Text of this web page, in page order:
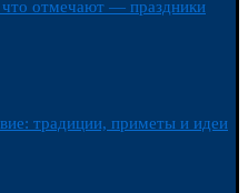
что отмечают — праздники
традиции, приметы и идеи